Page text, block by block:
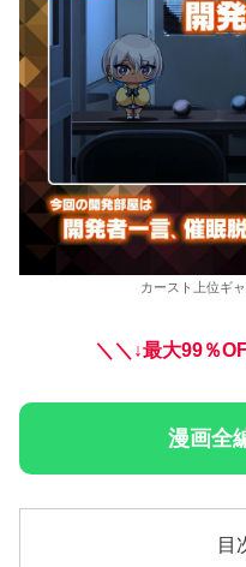
カースト上位ギ
＼＼↓最大99％
漫画全
目